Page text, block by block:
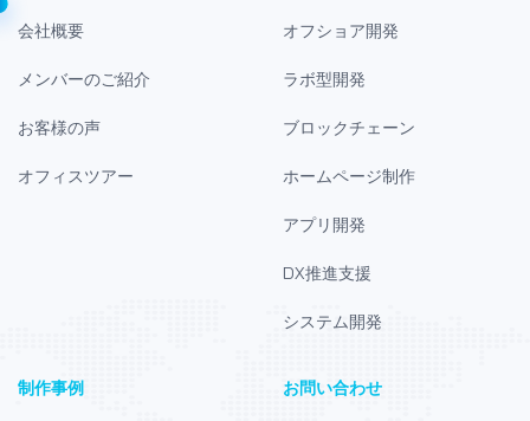
会社概要
メンバーのご紹介
お客様の声
オフィスツアー
オフショア開発
ラボ型開発
ブロックチェーン
ホームページ制作
アプリ開発
DX推進支援
システム開発
制作事例 お問い合わせ